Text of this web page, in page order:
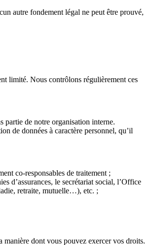
autre fondement légal ne peut être prouvé,
limité. Nous contrôlons régulièrement ces
partie de notre organisation interne.
de données à caractère personnel, qu’il
co-responsables de traitement ;
d’assurances, le secrétariat social, l’Office
retraite, mutuelle…), etc. ;
dont vous pouvez exercer vos droits.